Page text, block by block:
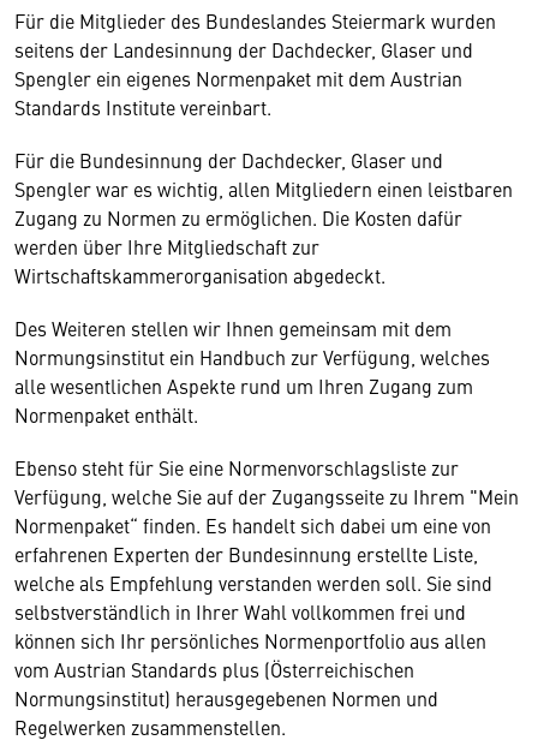
Für die Mitglieder des Bundeslandes Steiermark wurden
seitens der Landesinnung der Dachdecker, Glaser und
Spengler ein eigenes Normenpaket mit dem Austrian
Standards Institute vereinbart.
Für die Bundesinnung der Dachdecker, Glaser und
Spengler war es wichtig, allen Mitgliedern einen leistbaren
Zugang zu Normen zu ermöglichen. Die Kosten dafür
werden über Ihre Mitgliedschaft zur
Wirtschaftskammerorganisation abgedeckt.
Des Weiteren stellen wir Ihnen gemeinsam mit dem
Normungsinstitut ein Handbuch zur Verfügung, welches
alle wesentlichen Aspekte rund um Ihren Zugang zum
Normenpaket enthält.
Ebenso steht für Sie eine Normenvorschlagsliste zur
Verfügung, welche Sie auf der Zugangsseite zu Ihrem "Mein
Normenpaket“ finden. Es handelt sich dabei um eine von
erfahrenen Experten der Bundesinnung erstellte Liste,
welche als Empfehlung verstanden werden soll. Sie sind
selbstverständlich in Ihrer Wahl vollkommen frei und
können sich Ihr persönliches Normenportfolio aus allen
vom Austrian Standards plus (Österreichischen
Normungsinstitut) herausgegebenen Normen und
Regelwerken zusammenstellen.